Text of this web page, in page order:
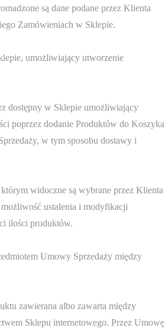
są dane podane przez Klienta
Zamówieniach w Sklepie.
umożliwiający utworzenie
dostępny w Sklepie umożliwiający
poprzez dodanie Produktów do Koszyka
w tym sposobu dostawy i
widoczne są wybrane przez Klienta
ustalenia i modyfikacji
ilości produktów.
Umowy Sprzedaży między
zawierana albo zawarta między
Sklepu internetowego. Przez Umowę